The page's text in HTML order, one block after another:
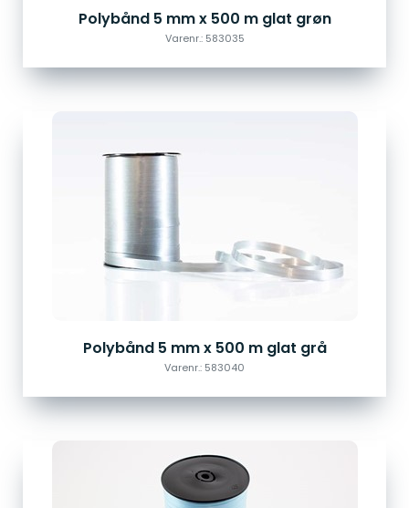
Polybånd 5 mm x 500 m glat grøn
Varenr.: 583035
Polybånd 5 mm x 500 m glat grå
Varenr.: 583040